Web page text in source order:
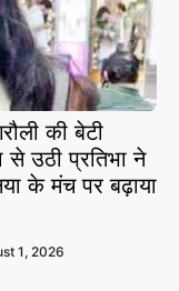
की बेटी
से उठी प्रतिभा ने
के मंच पर बढ़ाया
1, 2026